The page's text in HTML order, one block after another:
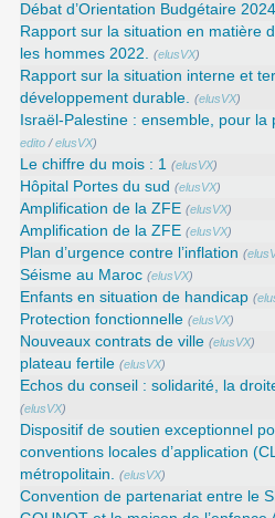
Débat d’Orientation Budgétaire 2024
Rapport sur la situation en matière
les hommes 2022. (elusVX)
Rapport sur la situation interne et
développement durable. (elusVX)
Israël-Palestine : ensemble, pour la
edito /elusVX)
Le chiffre du mois : 1 (elusVX)
Hôpital Portes du sud (elusVX)
Amplification de la ZFE (elusVX)
Amplification de la ZFE (elusVX)
Plan d’urgence contre l’inflation (
Séisme au Maroc (elusVX)
Enfants en situation de handicap (
Protection fonctionnelle (elusVX)
Nouveaux contrats de ville (elusVX)
plateau fertile (elusVX)
Echos du conseil : solidarité, la
(elusVX)
Dispositif de soutien exceptionnel
conventions locales d’application
métropolitain. (elusVX)
Convention de partenariat entre le